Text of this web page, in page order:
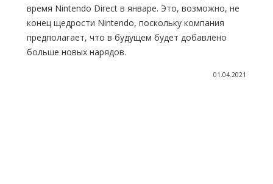
время Nintendo Direct в январе. Это, возможно, не
конец щедрости Nintendo, поскольку компания
предполагает, что в будущем будет добавлено
больше новых нарядов.
01.04.2021